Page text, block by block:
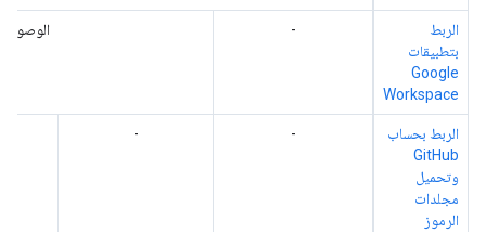
الربط
بتطبيقات
Google
Workspace
- الوصول
الربط بحساب
GitHub
وتحميل
مجلدات
الرموز
-
-